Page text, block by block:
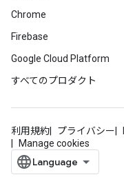
Chrome
Firebase
Google Cloud Platform
すべてのプロダクト
利用規約 プライバシー
Manage cookies